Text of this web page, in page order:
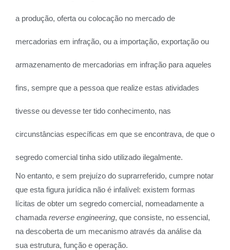
a produção, oferta ou colocação no mercado de
mercadorias em infração, ou a importação, exportação ou
armazenamento de mercadorias em infração para aqueles
fins, sempre que a pessoa que realize estas atividades
tivesse ou devesse ter tido conhecimento, nas
circunstâncias específicas em que se encontrava, de que o
segredo comercial tinha sido utilizado ilegalmente.
No entanto, e sem prejuízo do suprarreferido, cumpre notar
que esta figura jurídica não é infalível: existem formas
lícitas de obter um segredo comercial, nomeadamente a
chamada reverse engineering, que consiste, no essencial,
na descoberta de um mecanismo através da análise da
sua estrutura, função e operação.